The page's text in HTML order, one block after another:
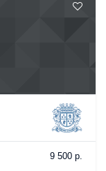
9 500 р.